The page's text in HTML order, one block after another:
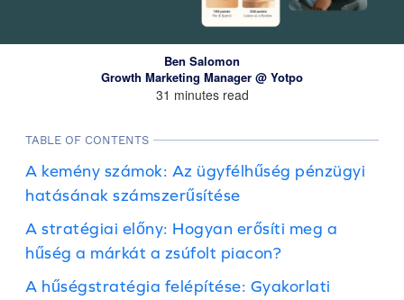
Ben Salomon
Growth Marketing Manager @ Yotpo
31 minutes read
TABLE OF CONTENTS
A kemény számok: Az ügyfélhűség pénzügyi
hatásának számszerűsítése
A stratégiai előny: Hogyan erősíti meg a
hűség a márkát a zsúfolt piacon?
A hűségstratégia felépítése: Gyakorlati